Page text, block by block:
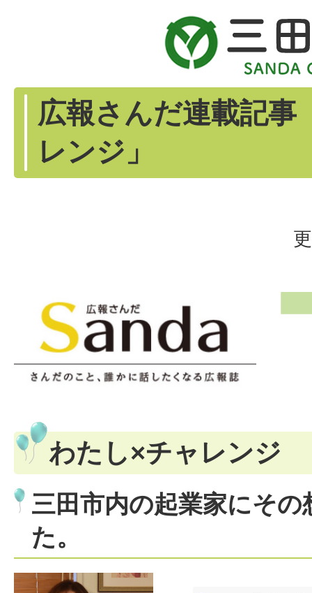
広報さんだ連載記事
レンジ」
わたし×チャレンジ
三田市内の起業家にそ
た。